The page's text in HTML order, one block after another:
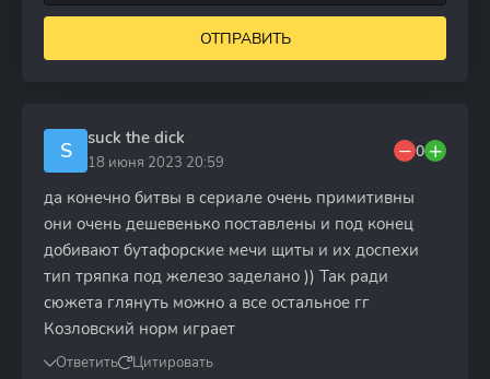
ОТПРАВИТЬ
S suck the dick
18 июня 2023 20:59
0
да конечно битвы в сериале очень примитивны
они очень дешевенько поставлены и под конец
добивают бутафорские мечи щиты и их доспехи
тип тряпка под железо заделано )) Так ради
сюжета глянуть можно а все остальное гг
Козловский норм играет
Ответить Цитировать